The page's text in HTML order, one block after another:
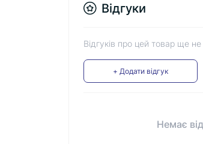
Відгуки
Відгуків про цей товар ще не
+ Додати відгук
Немає